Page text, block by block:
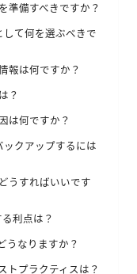
準備すべきですか？
て何を選ぶべきで
報は何ですか？
？
は何ですか？
クアップするには
うすればいいです
利点は？
うなりますか？
トプラクティスは？